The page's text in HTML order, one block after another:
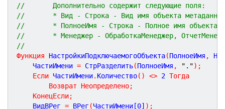
//       Дополнительно содержит следующие поля:
//       * Вид - Строка - Вид имя объекта метаданных
//       * ПолноеИмя - Строка - Полное имя объекта
//       * Менеджер - ОбработкаМенеджер,
//
Функция
НастройкиПодключаемогоОбъекта(ПолноеИмя ,
	ЧастиИмени
= СтрРазделить(ПолноеИмя , ".") ;
Если ЧастиИмени. Количество( ) <> 2 Тогда
Возврат
Неопределено;
КонецЕсли;
	ВидВРег
= ВРег (ЧастиИмени[0] ) ;